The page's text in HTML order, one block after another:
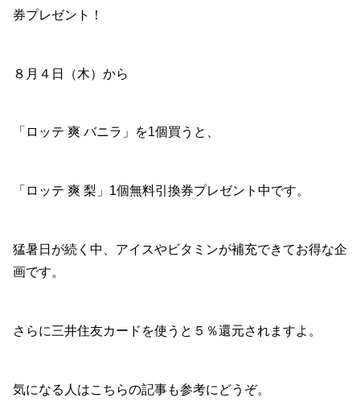
券プレゼント！
８月４日（木）から
「ロッテ 爽 バニラ」を1個買うと、
「ロッテ 爽 梨」1個無料引換券プレゼント中です。
猛暑日が続く中、アイスやビタミンが補充できてお得な企
画です。
さらに三井住友カードを使うと５％還元されますよ。
気になる人はこちらの記事も参考にどうぞ。